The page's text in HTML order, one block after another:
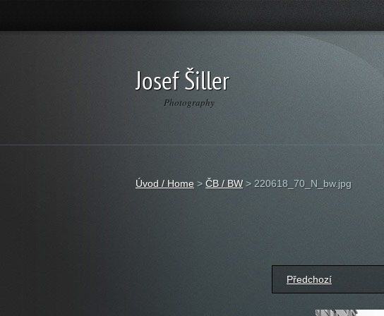
Josef Šiller
Photography
Úvod / Home > ČB / BW > 220618_70_N_bw.jpg
Předchozí